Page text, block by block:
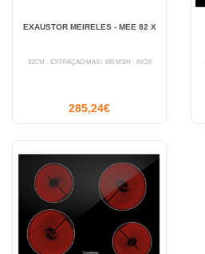
EXAUSTOR MEIRELES - MEE 82 X
82CM - EXTRAÇÃO MÁX.: 455 M3/H - INOX
285,24€